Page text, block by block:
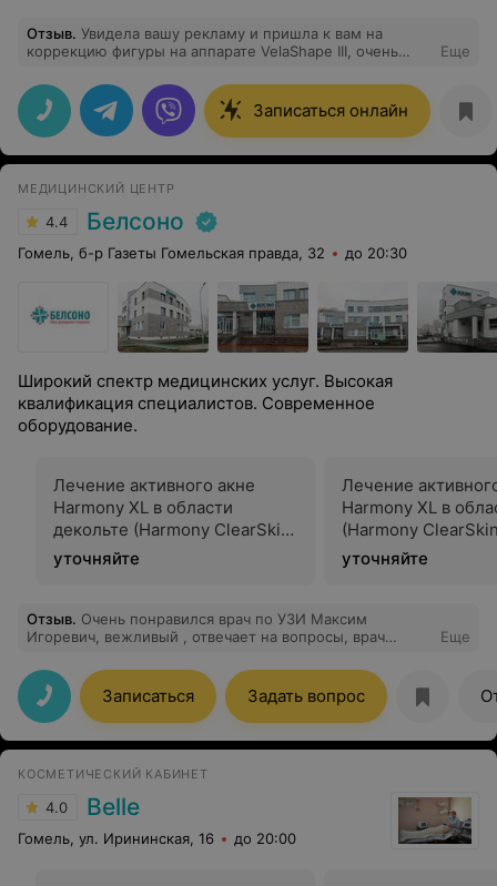
Отзыв. Увидела вашу рекламу и пришла к вам на
коррекцию фигуры на аппарате VelaShape III, очень
после второй процедуры, чем я была приятно
удивлена, буду советовать ваш центр своим знакомым.
Еще
Записаться онлайн
МЕДИЦИНСКИЙ ЦЕНТР
4.4 Белсоно
Гомель, б-р Газеты Гомельская правда, 32 до 20:30
Широкий спектр медицинских услуг. Высокая
квалификация специалистов. Современное
оборудование.
Лечение активного акне
Harmony XL в области
декольте (Harmony ClearSkin
Er Glass 1540)
уточняйте
Лечение
Harmony XL в
(Harmony
1540)
уточняйте
Отзыв. Очень понравился врач по УЗИ Максим
Игоревич, вежливый , отвечает на вопросы, врач
Еще
Записаться Задать вопрос
КОСМЕТИЧЕСКИЙ КАБИНЕТ
4.0 Belle
Гомель, ул. Ирининская, 16 до 20:00